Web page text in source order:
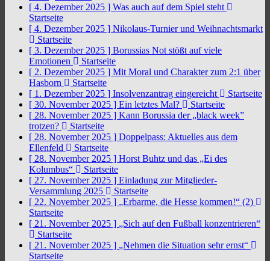
[ 4. Dezember 2025 ] Was auch auf dem Spiel steht
Startseite
[ 4. Dezember 2025 ] Nikolaus-Turnier und Weihnachtsmarkt
Startseite
[ 3. Dezember 2025 ] Borussias Not stößt auf viele
Emotionen
Startseite
[ 2. Dezember 2025 ] Mit Moral und Charakter zum 2:1 über
Hasborn
Startseite
[ 1. Dezember 2025 ] Insolvenzantrag eingereicht
Startseite
[ 30. November 2025 ] Ein letztes Mal?
Startseite
[ 28. November 2025 ] Kann Borussia der „black week”
trotzen?
Startseite
[ 28. November 2025 ] Doppelpass: Aktuelles aus dem
Ellenfeld
Startseite
[ 28. November 2025 ] Horst Buhtz und das „Ei des
Kolumbus“
Startseite
[ 27. November 2025 ] Einladung zur Mitglieder-
Versammlung 2025
Startseite
[ 22. November 2025 ] „Erbarme, die Hesse kommen!“ (2)
Startseite
[ 21. November 2025 ] „Sich auf den Fußball konzentrieren“
Startseite
[ 21. November 2025 ] „Nehmen die Situation sehr ernst“
Startseite